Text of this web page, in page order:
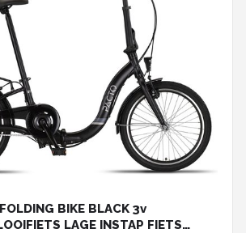
BIKE BLACK 3v
LAGE INSTAP FIETS